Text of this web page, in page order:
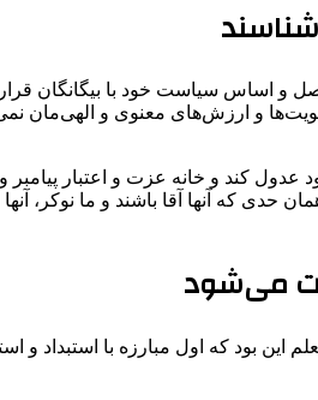
و اساس سیاست خود با بیگانگان
و ارزش‌های معنوی و الهی‌مان
عدول کند و خانه عزت و اعتبار
که آنها آقا باشند و ما نوکر، آنها
می‌شود
بود که اول مبارزه با استبداد و